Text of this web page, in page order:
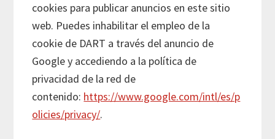
cookies para publicar anuncios en este sitio
web. Puedes inhabilitar el empleo de la
cookie de DART a través del anuncio de
Google y accediendo a la política de
privacidad de la red de
contenido: https://www.google.com/intl/es/p
olicies/privacy/.